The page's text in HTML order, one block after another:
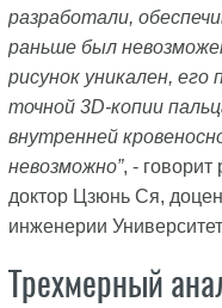
разработали,
раньше был
рисунок уникален,
точной 3D-копии
внутренней
невозможно”, - говорит
доктор Цзюнь Ся,
инженерии
Трехмерный